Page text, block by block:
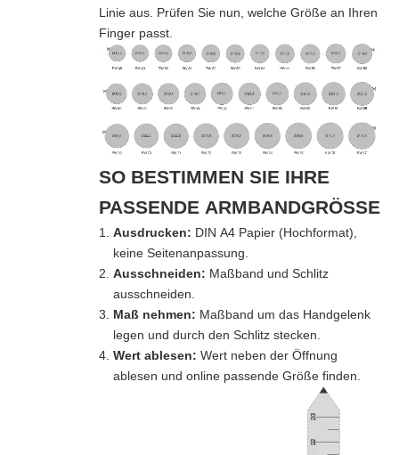
Linie aus. Prüfen Sie nun, welche Größe an Ihren
Finger passt.
SO BESTIMMEN SIE IHRE
PASSENDE ARMBANDGRÖSSE
Ausdrucken: DIN A4 Papier (Hochformat),
keine Seitenanpassung.
Ausschneiden: Maßband und Schlitz
ausschneiden.
Maß nehmen: Maßband um das Handgelenk
legen und durch den Schlitz stecken.
Wert ablesen: Wert neben der Öffnung
ablesen und online passende Größe finden.